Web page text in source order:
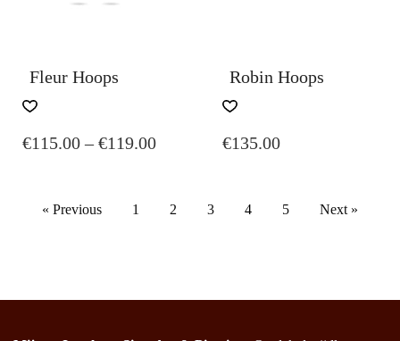
Fleur Hoops
THIS
HAS
ON
€115.00 – €119.00PRICE
THROUGH
Robin Hoops
€135.00
« Previous 1 2 3 4 5 Next »